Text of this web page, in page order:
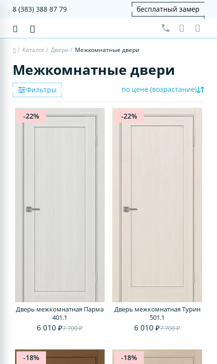
8 (383) 388 87 79 бесплатный замер
/ Каталог/ Двери / Межкомнатные двери
Межкомнатные двери
Фильтры по цене (возрастание)
-22%
Дверь межкомнатная Парма
401.1
6 010 ₽7 700 ₽
-22%
Дверь межкомнатная Турин
501.1
6 010 ₽7 700 ₽
-18% -18%